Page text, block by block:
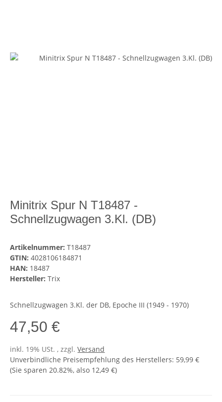
Minitrix Spur N T18487 -
Schnellzugwagen 3.Kl. (DB)
Artikelnummer:T18487
GTIN: 4028106184871
HAN: 18487
Hersteller: Trix
Schnellzugwagen 3.Kl. der DB, Epoche III (1949 - 1970)
47,50 €
inkl. 19% USt. , zzgl.Versand
Unverbindliche Preisempfehlung des Herstellers: 59,99 €
(Sie sparen20.82%, also 12,49 €)